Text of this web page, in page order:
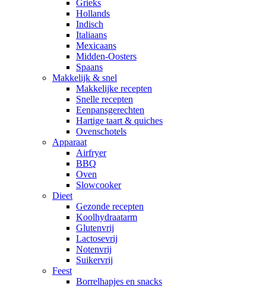
Grieks
Hollands
Indisch
Italiaans
Mexicaans
Midden-Oosters
Spaans
Makkelijk & snel
Makkelijke recepten
Snelle recepten
Eenpansgerechten
Hartige taart & quiches
Ovenschotels
Apparaat
Airfryer
BBQ
Oven
Slowcooker
Dieet
Gezonde recepten
Koolhydraatarm
Glutenvrij
Lactosevrij
Notenvrij
Suikervrij
Feest
Borrelhapjes en snacks